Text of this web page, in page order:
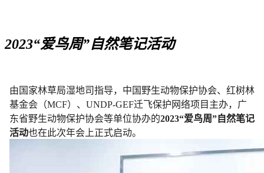
2023“爱鸟周”自然笔记活动
由国家林草局湿地司指导，中国野生动物保护协会、红树林
基金会（MCF）、UNDP-GEF迁飞保护网络项目主办，广
东省野生动物保护协会等单位协办的2023“爱鸟周”自然笔记
活动也在此次年会上正式启动。